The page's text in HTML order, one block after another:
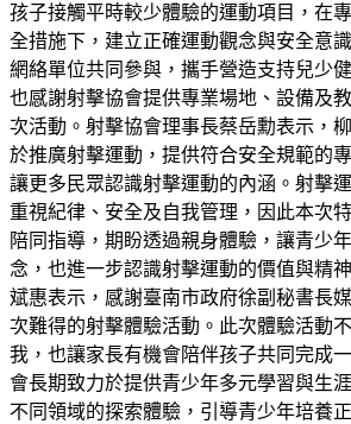
孩子接觸平時較少體驗的運動項目，在
全措施下，建立正確運動觀念與安全意
網絡單位共同參與，攜手營造支持兒少
也感謝射擊協會提供專業場地、設備及
次活動。射擊協會理事長蔡岳勳表示，
於推廣射擊運動，提供符合安全規範的
讓更多民眾認識射擊運動的內涵。射擊
重視紀律、安全及自我管理，因此本次
陪同指導，期盼透過親身體驗，讓青少
念，也進一步認識射擊運動的價值與精
斌惠表示，感謝臺南市政府徐副秘書長
次難得的射擊體驗活動。此次體驗活動
我，也讓家長有機會陪伴孩子共同完成
會長期致力於提供青少年多元學習與生
不同領域的探索體驗，引導青少年培養